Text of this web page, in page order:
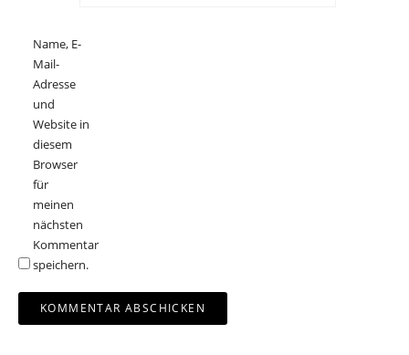
Name, E-
Mail-
Adresse
und
Website in
diesem
Browser
für
meinen
nächsten
Kommentar
speichern.